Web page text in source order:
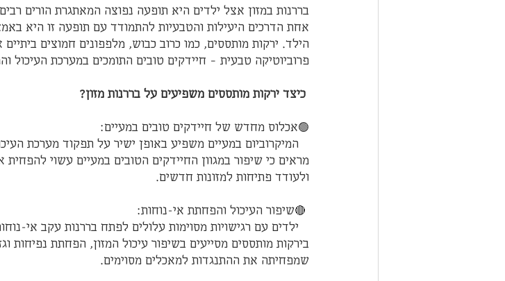
בררנות במזון אצל ילדים היא תופעה נפוצה המאתגרת הורים
אחת הדרכים היעילות והטבעיות להתמודד עם תופעה זו היא
הילד. ירקות מותססים, כמו כרוב כבוש, מלפפונים חמוצים
פרוביוטיקה טבעית – חיידקים טובים התומכים במערכת העיכול
🟢אכלוס מחדש של חיידקים טובים במעיים:
המיקרוביום במעיים משפיע באופן ישיר על תפקוד מערכת
מראים כי שיפור במגוון החיידקים הטובים במעיים עשוי
ולעודד פתיחות למזונות חדשים.
ילדים עם רגישויות מסוימות עלולים לפתח בררנות עקב אי-
בירקות מותססים מסייעים בשיפור עיכול המזון, הפחתת נפיחות
שמפחיתה את ההתנגדות למאכלים מסוימים.